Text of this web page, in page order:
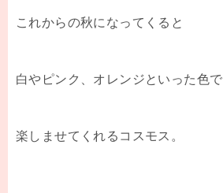
これからの秋になってくると
白やピンク、オレンジといった色で
楽しませてくれるコスモス。